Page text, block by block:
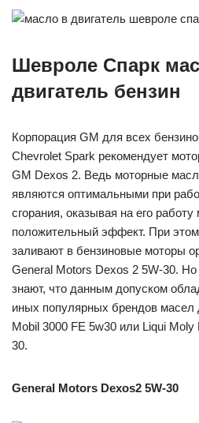
Шевроле Спарк
двигатель бензин
Корпорация GM для всех
Chevrolet Spark рекомендует
GM Dexos 2. Ведь моторные
являются оптимальными при
сгорания, оказывая на его
положительный эффект. При
заливают в бензиновые моторы
General Motors Dexos 2 5W-30.
знают, что данным допуском
иных популярных брендов масел
Mobil 3000 FE 5w30 или Liqui Moly
30.
General Motors Dexos2 5W-30